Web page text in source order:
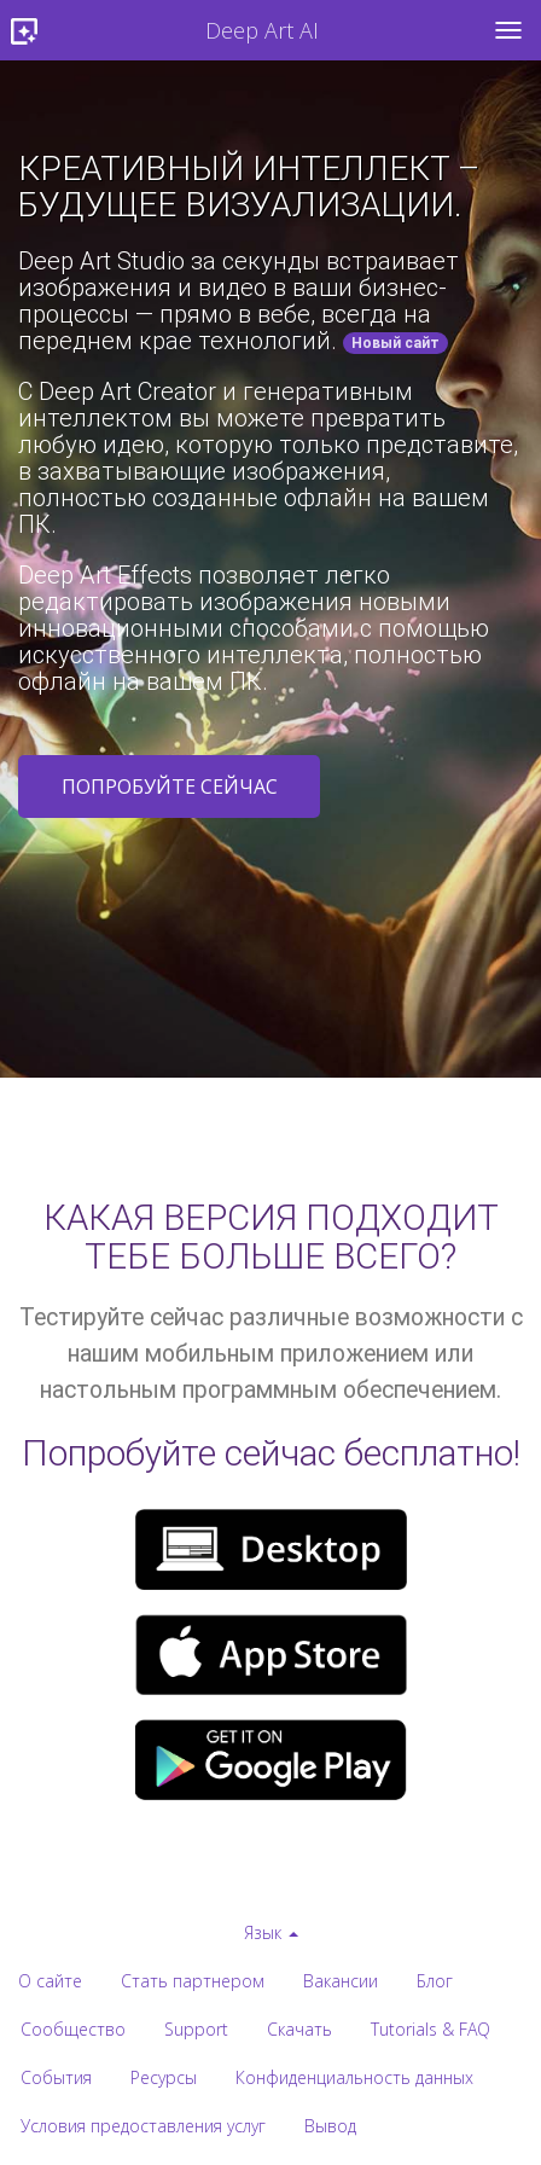
Deep Art AI
КРЕАТИВНЫЙ ИНТЕЛЛЕКТ –
БУДУЩЕЕ ВИЗУАЛИЗАЦИИ.
Deep Art Studio за секунды встраивает
изображения и видео в ваши бизнес-
процессы — прямо в вебе, всегда на
переднем крае технологий.
Новый сайт
С Deep Art Creator и генеративным
интеллектом вы можете превратить
любую идею, которую только представите,
в захватывающие изображения,
полностью созданные офлайн на вашем
ПК.
Deep Art Effects позволяет легко
редактировать изображения новыми
инновационными способами с помощью
искусственного интеллекта, полностью
офлайн на вашем ПК.
ПОПРОБУЙТЕ СЕЙЧАС
КАКАЯ ВЕРСИЯ ПОДХОДИТ
ТЕБЕ БОЛЬШЕ ВСЕГО?
Тестируйте сейчас различные возможности с
нашим мобильным приложением или
настольным программным обеспечением.
Попробуйте сейчас бесплатно!
Язык
О сайте Стать партнером Вакансии Блог
Сообщество Support Скачать Tutorials & FAQ
События Ресурсы Конфиденциальность данных
Условия предоставления услуг Вывод